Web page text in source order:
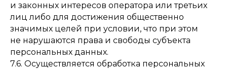
и законных интересов оператора или третьих
лиц либо для достижения общественно
значимых целей при условии, что при этом
не нарушаются права и свободы субъекта
персональных данных.
7.6. Осуществляется обработка персональных